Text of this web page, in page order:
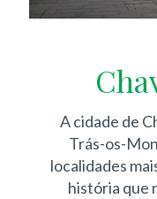
A cidade de
Trás-os-
localidades
história que